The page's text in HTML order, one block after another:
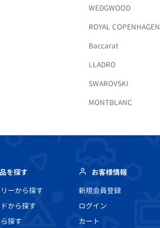
WEDGWOOD
ROYAL COPENHAGEN
Baccarat
LLADRO
SWAROVSKI
MONTBLANC
を探す
ーから探す
から探す
探す
お客様情報
新規会員登録
ログイン
カート